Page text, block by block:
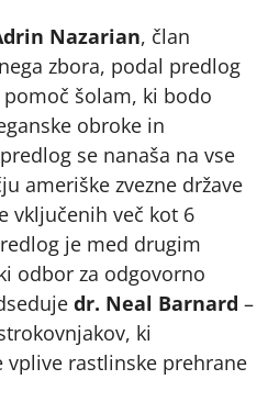
Nazarian, član
zbora, podal predlog
šolam, ki bodo
obroke in
se nanaša na vse
ameriške zvezne države
vključenih več kot 6
je med drugim
odbor za odgovorno
dr. Neal Barnard –
ki
vplive rastlinske prehrane